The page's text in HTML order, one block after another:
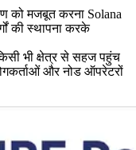
को मजबूत करना Solana
की स्थापना करके
भी क्षेत्र से सहज पहुंच
और नोड ऑपरेटरों